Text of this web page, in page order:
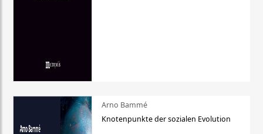
Arno Bammé
Knotenpunkte der sozialen Evolution